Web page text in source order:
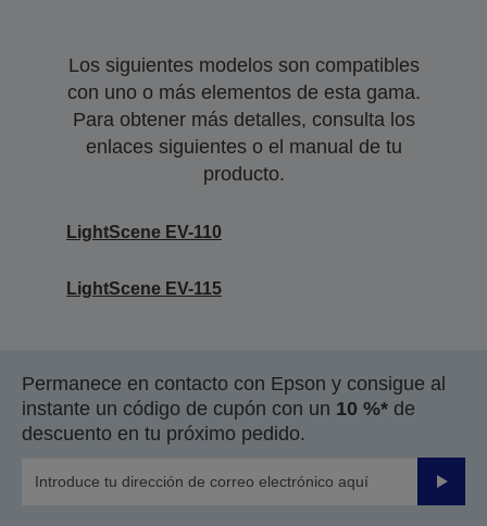
Los siguientes modelos son compatibles
con uno o más elementos de esta gama.
Para obtener más detalles, consulta los
enlaces siguientes o el manual de tu
producto.
LightScene EV-110
LightScene EV-115
Permanece en contacto con Epson y consigue al
instante un código de cupón con un 10 %* de
descuento en tu próximo pedido.
Enviar